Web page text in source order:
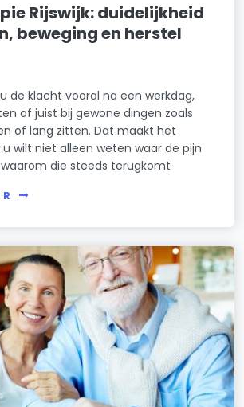
Rijswijk: duidelijkheid
beweging en herstel
de klacht vooral na een werkdag,
of juist bij gewone dingen zoals
of lang zitten. Dat maakt het
wilt niet alleen weten waar de pijn
die steeds terugkomt